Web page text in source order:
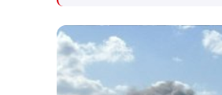
שנת 2019. לאורך השנים הייתה
לי הזכות להשפיע על נושאים
הקרובים לליבי, הן כחבר כנסת
והן כסגן השר לביטחון הפנים.